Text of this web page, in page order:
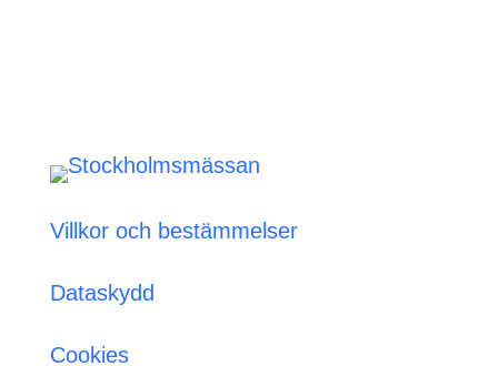
Villkor och bestämmelser
Dataskydd
Cookies